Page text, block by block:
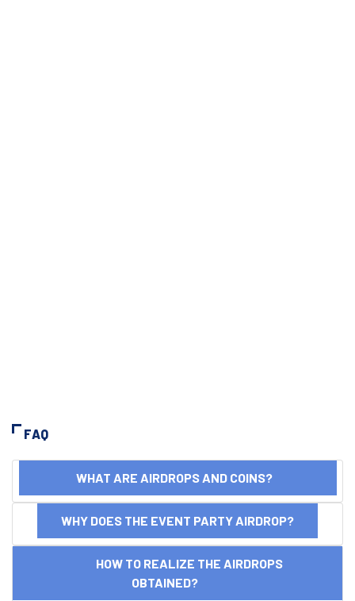
FAQ
WHAT ARE AIRDROPS AND COINS?
WHY DOES THE EVENT PARTY AIRDROP?
HOW TO REALIZE THE AIRDROPS
OBTAINED?